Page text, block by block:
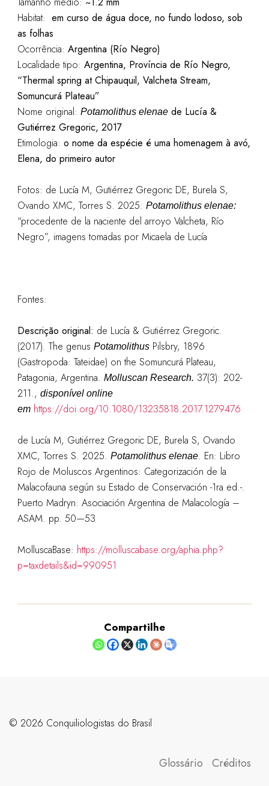
Habitat: em curso de água doce, no fundo lodoso, sob
as folhas
Ocorrência: Argentina (Río Negro)
Localidade tipo: Argentina, Província de Río Negro,
“Thermal spring at Chipauquil, Valcheta Stream,
Somuncurá Plateau”
Nome original: Potamolithus elenaede Lucía &
Gutiérrez Gregoric, 2017
Etimologia: o nome da espécie é uma homenagem à avó,
Elena, do primeiro autor
Fotos: de Lucía M, Gutiérrez Gregoric DE, Burela S,
Ovando XMC, Torres S. 2025: Potamolithus elenae:
“procedente de la naciente del arroyo Valcheta, Río
Negro”, imagens tomadas por Micaela de Lucía
Fontes:
Descrição original: de Lucía & Gutiérrez Gregoric.
(2017). The genus PotamolithusPilsbry, 1896
(Gastropoda: Tateidae) on the Somuncurá Plateau,
Patagonia, Argentina. Molluscan Research. 37(3): 202-
211., disponível online
em https://doi.org/10.1080/13235818.2017.1279476
de Lucía M, Gutiérrez Gregoric DE, Burela S, Ovando
XMC, Torres S. 2025. Potamolithus elenae. En: Libro
Rojo de Moluscos Argentinos: Categorización de la
Malacofauna según su Estado de Conservación -1ra ed.-.
Puerto Madryn: Asociación Argentina de Malacología –
ASAM. pp. 50—53
MolluscaBase: https://molluscabase.org/aphia.php?
p=taxdetails&id=990951
Compartilhe
©️ 2026 Conquiliologistas do Brasil
Glossário Créditos